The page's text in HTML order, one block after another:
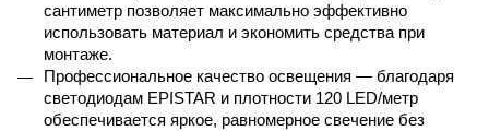
сантиметр позволяет максимально эффективно
использовать материал и экономить средства при
монтаже.
Профессиональное качество освещения — благодаря
светодиодам EPISTAR и плотности 120 LED/метр
обеспечивается яркое, равномерное свечение без